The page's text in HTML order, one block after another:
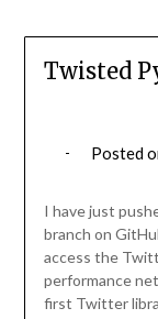
Twisted
Posted
I have just
branch on
access the
performance
first Twitter